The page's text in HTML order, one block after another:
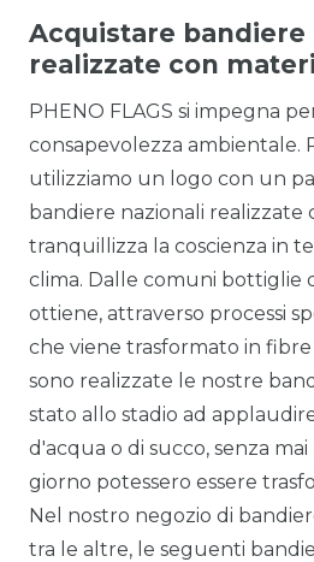
Acquistare bandiere
realizzate con
PHENO FLAGS si impegna
consapevolezza ambientale.
utilizziamo un logo con un
bandiere nazionali realizzate
tranquillizza la coscienza in
clima. Dalle comuni bottiglie
ottiene, attraverso processi
che viene trasformato in
sono realizzate le nostre
stato allo stadio ad
d'acqua o di succo, senza
giorno potessero essere
Nel nostro negozio di
tra le altre, le seguenti